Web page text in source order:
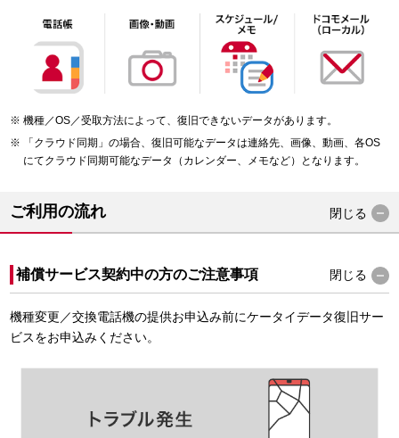
機種／OS／受取方法によって、復旧できないデータがあります。
「クラウド同期」の場合、復旧可能なデータは連絡先、画像、動画、各OS
にてクラウド同期可能なデータ（カレンダー、メモなど）となります。
ご利用の流れ 閉じる
補償サービス契約中の方のご注意事項 閉じる
機種変更／交換電話機の提供お申込み前にケータイデータ復旧サー
ビスをお申込みください。